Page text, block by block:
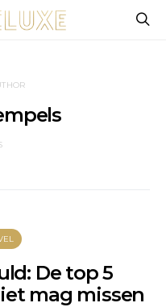
De top 5
mag missen